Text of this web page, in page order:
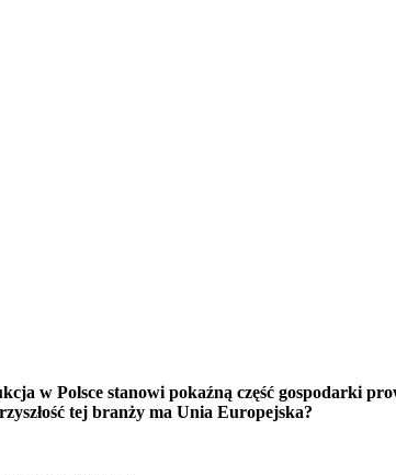
w Polsce stanowi pokaźną część gospodarki
tej branży ma Unia Europejska?